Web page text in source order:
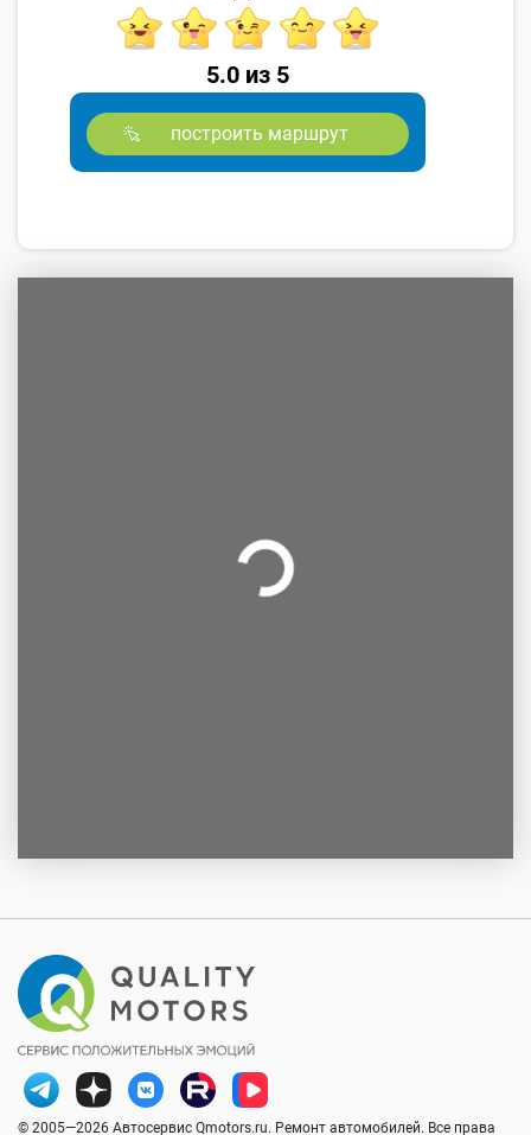
5.0 из 5
построить маршрут
© 2005—2026 Автосервис Qmotors.ru. Ремонт автомобилей. Все права